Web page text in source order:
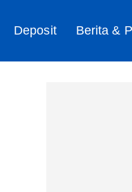
Deposit Berita &